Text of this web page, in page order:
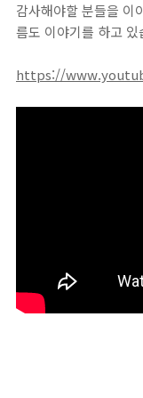
감사해야할 분들을 이
름도 이야기를 하고
https://